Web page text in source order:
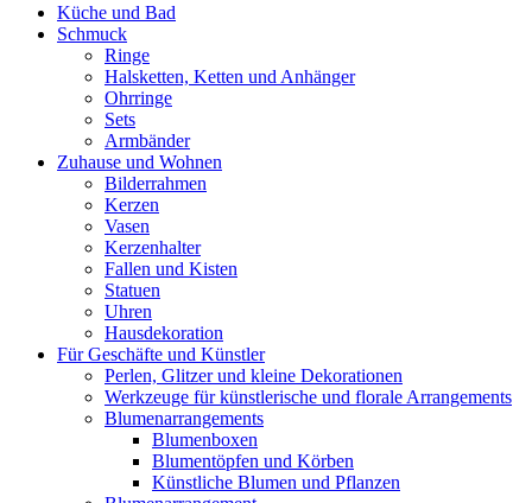
Küche und Bad
Schmuck
Ringe
Halsketten, Ketten und Anhänger
Ohrringe
Sets
Armbänder
Zuhause und Wohnen
Bilderrahmen
Kerzen
Vasen
Kerzenhalter
Fallen und Kisten
Statuen
Uhren
Hausdekoration
Für Geschäfte und Künstler
Perlen, Glitzer und kleine Dekorationen
Werkzeuge für künstlerische und florale Arrangements
Blumenarrangements
Blumenboxen
Blumentöpfen und Körben
Künstliche Blumen und Pflanzen